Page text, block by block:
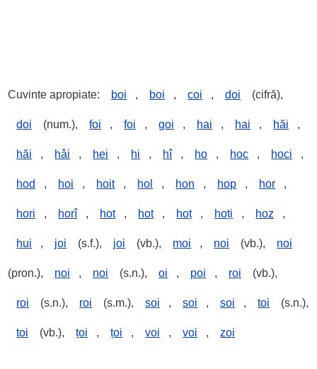
Cuvinte apropiate: boi , boi , coi , doi (cifră),
doi (num.), foi , foi , goi , hai , hai , hăi ,
hăi , hâi , hei , hi , hî , ho , hoc , hoci ,
hod , hoi , hoit , hol , hon , hop , hor ,
hori , horî , hot , hot , hoț , hoți , hoz ,
hui , joi (s.f.), joi (vb.), moi , noi (vb.), noi
(pron.), noi , noi (s.n.), oi , poi , roi (vb.),
roi (s.n.), roi (s.m.), soi , soi , soi , toi (s.n.),
toi (vb.), țoi , țoi , voi , voi , zoi